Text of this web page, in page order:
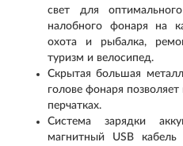
свет для
налобного фонаря на
охота и рыбалка,
туризм и велосипед.
Скрытая большая
голове фонаря
перчатках.
Система зарядки
магнитный USB